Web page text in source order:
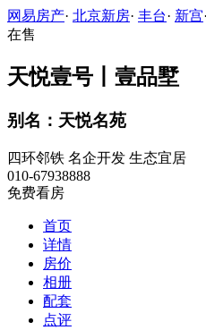
网易房产· 北京新房· 丰台· 新宫·
在售
天悦壹号丨壹品墅
别名：天悦名苑
四环邻铁 名企开发 生态宜居
010-67938888
免费看房
首页
详情
房价
相册
配套
点评